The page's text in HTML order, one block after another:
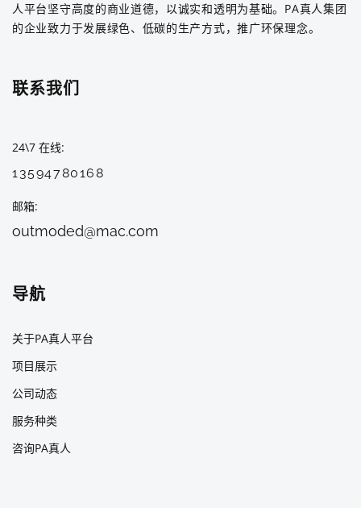
人平台坚守高度的商业道德，以诚实和透明为基础。PA真人集团
的企业致力于发展绿色、低碳的生产方式，推广环保理念。
联系我们
24\7 在线
13594780168
邮箱
outmoded@mac.com
导航
关于PA真人平台
项目展示
公司动态
服务种类
咨询PA真人